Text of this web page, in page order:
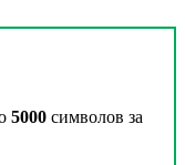
5000 символов за